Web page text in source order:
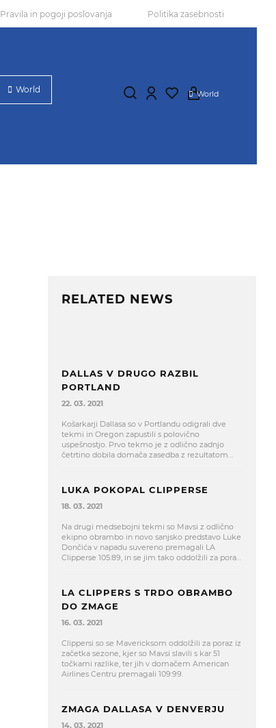
Pravila in pogoji poslovanja Politika zasebnosti
World World
RELATED NEWS
DALLAS V DRUGO RAZBIL
PORTLAND
22. 03. 2021
Košarkarji Dallasa so v Portlandu odigrali dve
tekmi in Oregon zapustili s polovično
uspešnostjo. Prvo tekmo je z odlično zadnjo
četrtino dobila domača zasedba z rezultatom
LUKA POKOPAL CLIPPERSE
18. 03. 2021
Na drugi medsebojni tekmi so Mavsi z odlično
ekipno obrambo in novo sanjsko predstavo Luke
Dončića v napadu suvereno premagali LA
Clipperse 105:89, in se jim tako oddolžili za poraz
LA CLIPPERS S TRDO OBRAMBO
DO ZMAGE
16. 03. 2021
Clippersi so se Mavericksom oddolžili za poraz iz
začetka sezone, kjer so Mavsi slavili s kar 51
točkami razlike, ter jih v domačem American
Airlines Centru premagali 109:99.
ZMAGA DALLASA V DENVERJU
14. 03. 2021